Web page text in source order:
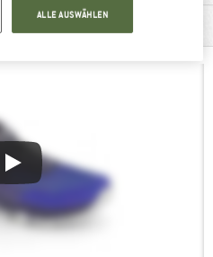
ALLE AUSWÄHLEN